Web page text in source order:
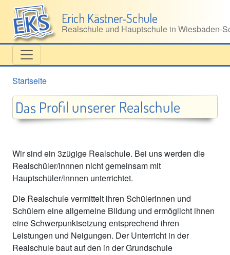
Direkt zum Inhalt
Erich Kästner-Schule
Realschule und Hauptschule in
Startseite
Das Profil unserer Realschule
Wir sind ein 3zügige Realschule. Bei uns werden die
Realschüler/innnen nicht gemeinsam mit
Hauptschüler/innnen unterrichtet.
Die Realschule vermittelt ihren Schülerinnen und
Schülern eine allgemeine Bildung und ermöglicht ihnen
eine Schwerpunktsetzung entsprechend ihren
Leistungen und Neigungen. Der Unterricht in der
Realschule baut auf den in der Grundschule